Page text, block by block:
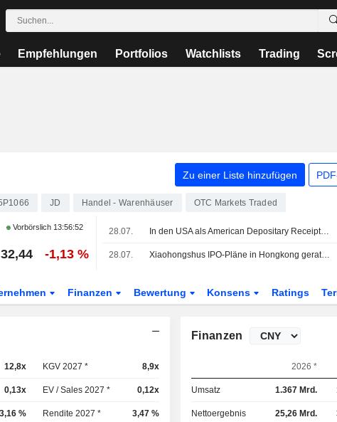
Empfehlungen Portfolios Watchlists Trading
Zu einer Liste hinzufügen
JD Handel - Warenhäuser OTC Markets Traded
Vorbörslich 13:56:52
32,44 -1,13 %
28.07. In den USA als American Depositary Receipts gehandelte asiatische Aktien brechen am Dienstag im Handel deutlich ein
28.07. Xiaohongshus IPO-Pläne in Hongkong geraten nach Beschwerde über Konzernstruktur unter Druck
Finanzen Bewertung Konsens Ratings
12,8x KGV 2027 * 8,9x
0,13x EV / Sales 2027 * 0,12x
3,16 % Rendite 2027 * 3,47 %
Finanzen
2026 *
Umsatz 1.367 Mrd.
Nettoergebnis 25,26 Mrd.